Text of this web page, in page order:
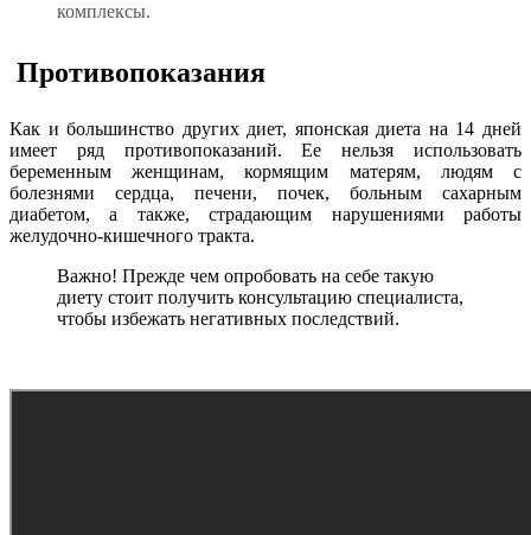
комплексы.
Противопоказания
Как и большинство других диет, японская диета на 14 дней
имеет ряд противопоказаний. Ее нельзя использовать
беременным женщинам, кормящим матерям, людям с
болезнями сердца, печени, почек, больным сахарным
диабетом, а также, страдающим нарушениями работы
желудочно-кишечного тракта.
Важно! Прежде чем опробовать на себе такую
диету стоит получить консультацию специалиста,
чтобы избежать негативных последствий.